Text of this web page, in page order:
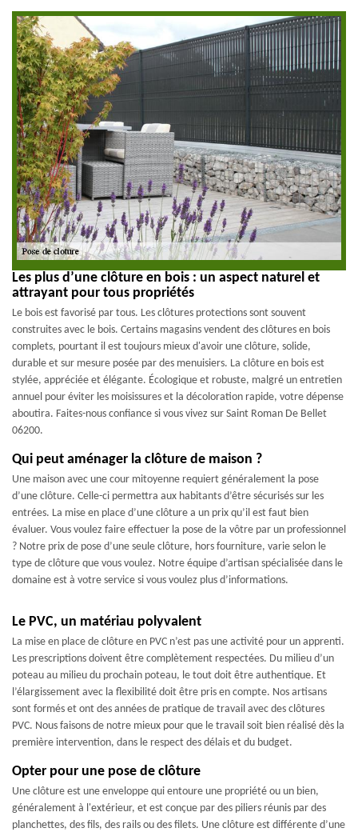
Les plus d’une clôture en bois : un aspect naturel et
attrayant pour tous propriétés
Le bois est favorisé par tous. Les clôtures protections sont souvent
construites avec le bois. Certains magasins vendent des clôtures en bois
complets, pourtant il est toujours mieux d'avoir une clôture, solide,
durable et sur mesure posée par des menuisiers. La clôture en bois est
stylée, appréciée et élégante. Écologique et robuste, malgré un entretien
annuel pour éviter les moisissures et la décoloration rapide, votre dépense
aboutira. Faites-nous confiance si vous vivez sur Saint Roman De Bellet
06200.
Qui peut aménager la clôture de maison ?
Une maison avec une cour mitoyenne requiert généralement la pose
d’une clôture. Celle-ci permettra aux habitants d’être sécurisés sur les
entrées. La mise en place d’une clôture a un prix qu’il est faut bien
évaluer. Vous voulez faire effectuer la pose de la vôtre par un professionnel
? Notre prix de pose d’une seule clôture, hors fourniture, varie selon le
type de clôture que vous voulez. Notre équipe d’artisan spécialisée dans le
domaine est à votre service si vous voulez plus d’informations.
Le PVC, un matériau polyvalent
La mise en place de clôture en PVC n’est pas une activité pour un apprenti.
Les prescriptions doivent être complètement respectées. Du milieu d’un
poteau au milieu du prochain poteau, le tout doit être authentique. Et
l’élargissement avec la flexibilité doit être pris en compte. Nos artisans
sont formés et ont des années de pratique de travail avec des clôtures
PVC. Nous faisons de notre mieux pour que le travail soit bien réalisé dès la
première intervention, dans le respect des délais et du budget.
Opter pour une pose de clôture
Une clôture est une enveloppe qui entoure une propriété ou un bien,
généralement à l'extérieur, et est conçue par des piliers réunis par des
planchettes, des fils, des rails ou des filets. Une clôture est différente d’une